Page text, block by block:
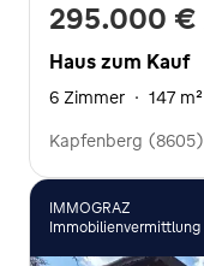
295.000 €
Haus zum Kauf
6 Zimmer · 147 m²
Kapfenberg (8605)
IMMOGRAZ
Immobilienvermittlung